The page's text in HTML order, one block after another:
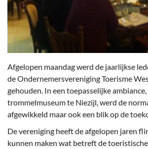
Afgelopen maandag werd de jaarlijkse
de Ondernemersvereniging Toerisme
gehouden. In een toepasselijke
trommelmuseum te Niezijl, werd de
afgewikkeld maar ook een blik op de
De vereniging heeft de afgelopen jaren
kunnen maken wat betreft de